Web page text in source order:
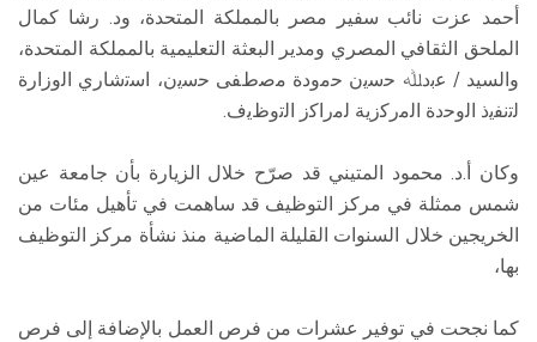
أحمد عزت نائب سفير مصر بالمملكة المتحدة، ود. رشا كمال
الملحق الثقافي المصري ومدير البعثة التعليمية بالمملكة المتحدة،
والسيد / ﻋﺑدﷲ ﺣﺳﯾن ﺣﻣودة ﻣﺻطﻔﻰ ﺣﺳﯾن، اﺳﺗﺷﺎري اﻟوزارة
ﻟﺗﻧﻔﯾذ اﻟوﺣدة اﻟﻣرﻛزﯾﺔ ﻟﻣراﻛز اﻟﺗوظﯾف.
وكان أ.د. محمود المتيني قد صرّح خلال الزيارة بأن جامعة عين
شمس ممثلة في مركز التوظيف قد ساهمت في تأهيل مئات من
الخريجين خلال السنوات القليلة الماضية منذ نشأة مركز التوظيف
بها،
كما نجحت في توفير عشرات من فرص العمل بالإضافة إلى فرص